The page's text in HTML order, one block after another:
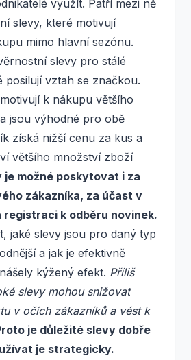
využít. Patří mezi ně
slevy, které motivují
mimo hlavní sezónu.
slevy pro stálé
posilují vztah se značkou.
k nákupu většího
jsou výhodné pro obě
získá nižší cenu za kus a
většího množství zboží
je možné poskytovat i za
zákazníka, za účast v
registraci k odběru novinek.
jaké slevy jsou pro daný typ
a jak je efektivně
kýžený efekt. Příliš
slevy mohou snižovat
v očích zákazníků a vést k
je důležité slevy dobře
je strategicky.